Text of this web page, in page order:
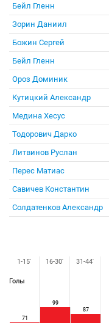
Бейл Гленн
Зорин Даниил
Божин Сергей
Бейл Гленн
Ороз Доминик
Кутицкий Александр
Медина Хесус
Тодорович Дарко
Литвинов Руслан
Перес Матиас
Савичев Константин
Солдатенков Александр
Голы
71
99
87
1-15' 16-30' 31-44'